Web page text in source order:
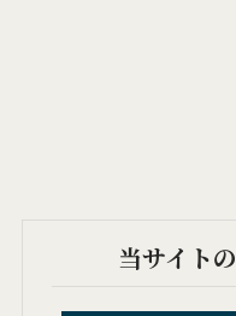
当サイト